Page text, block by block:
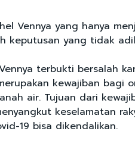
Vennya yang hanya
keputusan yang tidak
terbukti bersalah
kewajiban bagi
air. Tujuan dari
keselamatan
19 bisa dikendalikan.